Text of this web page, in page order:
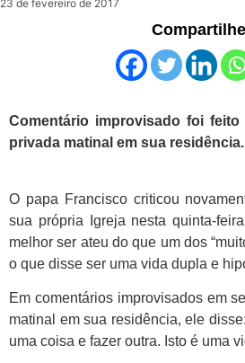
23 de fevereiro de 2017
Comentário improvisado foi
privada matinal em sua residência.
O papa Francisco criticou
sua própria Igreja nesta quinta-
melhor ser ateu do que um dos
o que disse ser uma vida dupla e
Em comentários improvisados em
matinal em sua residência, ele
uma coisa e fazer outra. Isto é uma